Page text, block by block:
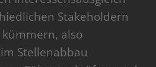
Stakeholdern
also
Stellenabbau